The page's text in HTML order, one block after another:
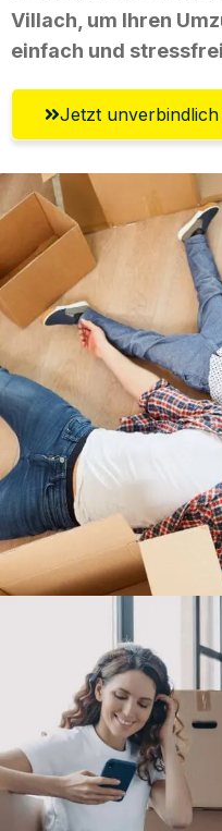
Villach, um Ihren
einfach und
Jetzt